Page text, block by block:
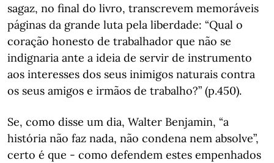
sagaz, no final do livro, transcrevem memoráveis
páginas da grande luta pela liberdade: “Qual o
coração honesto de trabalhador que não se
indignaria ante a ideia de servir de instrumento
aos interesses dos seus inimigos naturais contra
os seus amigos e irmãos de trabalho?” (p.450).
Se, como disse um dia, Walter Benjamin, “a
história não faz nada, não condena nem absolve”,
certo é que - como defendem estes empenhados